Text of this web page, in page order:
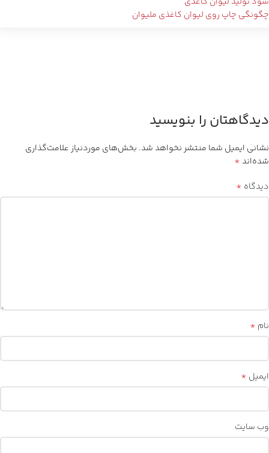
چگونگی چاپ روی لیوان کاغذی ملیوان
دیدگاهتان را بنویسید
نشانی ایمیل شما منتشر نخواهد شد. بخش‌های موردنیاز علامت‌گذاری
شده‌اند *
دیدگاه *
نام *
ایمیل *
وب‌ سایت